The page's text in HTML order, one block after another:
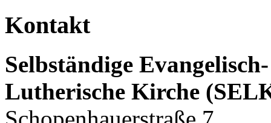
Kontakt
Selbständige Evangelisch-
Lutherische Kirche